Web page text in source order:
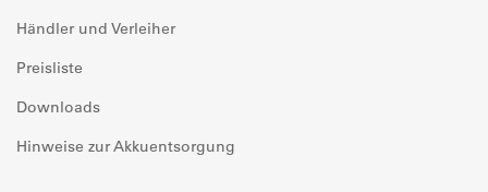
Händler und Verleiher
Preisliste
Downloads
Hinweise zur Akkuentsorgung